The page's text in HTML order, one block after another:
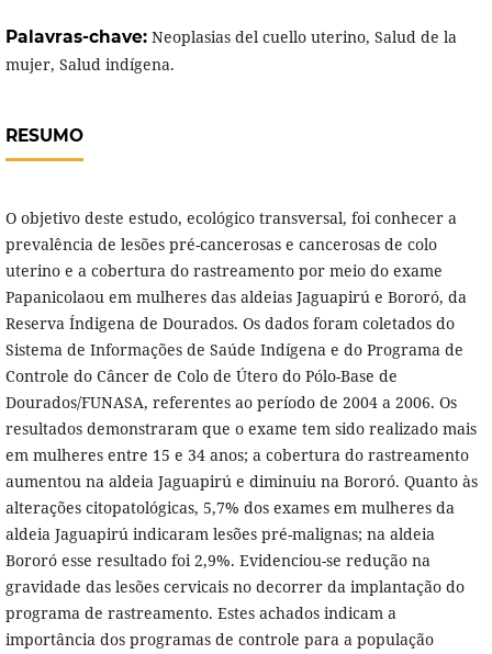
Palavras-chave: Neoplasias del cuello uterino, Salud de la
mujer, Salud indígena.
RESUMO
O objetivo deste estudo, ecológico transversal, foi conhecer a
prevalência de lesões pré-cancerosas e cancerosas de colo
uterino e a cobertura do rastreamento por meio do exame
Papanicolaou em mulheres das aldeias Jaguapirú e Bororó, da
Reserva Índigena de Dourados. Os dados foram coletados do
Sistema de Informações de Saúde Indígena e do Programa de
Controle do Câncer de Colo de Útero do Pólo-Base de
Dourados/FUNASA, referentes ao período de 2004 a 2006. Os
resultados demonstraram que o exame tem sido realizado mais
em mulheres entre 15 e 34 anos; a cobertura do rastreamento
aumentou na aldeia Jaguapirú e diminuiu na Bororó. Quanto às
alterações citopatológicas, 5,7% dos exames em mulheres da
aldeia Jaguapirú indicaram lesões pré-malignas; na aldeia
Bororó esse resultado foi 2,9%. Evidenciou-se redução na
gravidade das lesões cervicais no decorrer da implantação do
programa de rastreamento. Estes achados indicam a
importância dos programas de controle para a população